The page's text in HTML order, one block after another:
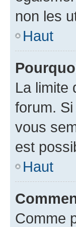
non les
Haut
La limite
forum.
vous
est
Haut
Comme